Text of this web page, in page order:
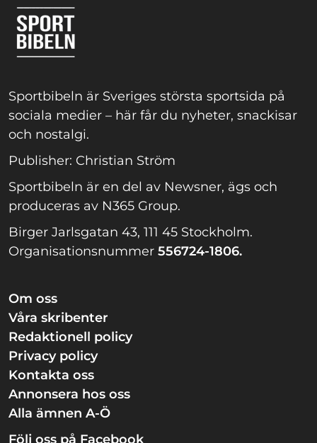
Sportbibeln är Sveriges största sportsida på
sociala medier – här får du nyheter, snackisar
och nostalgi.
Publisher: Christian Ström
Sportbibeln är en del av Newsner, ägs och
produceras av N365 Group.
Birger Jarlsgatan 43, 111 45 Stockholm.
Organisationsnummer 556724-1806.
Om oss
Våra skribenter
Redaktionell policy
Privacy policy
Kontakta oss
Annonsera hos oss
Alla ämnen A-Ö
Följ oss på Facebook